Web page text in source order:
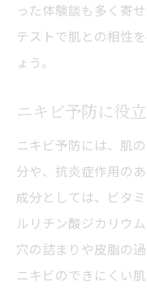
方
った体験談も多く寄
テストで肌との相性
ょう。
ニキビ予防に役
ニキビ予防には、肌
分や、抗炎症作用の
成分としては、ビタ
ルリチン酸ジカリウ
穴の詰まりや皮脂の
ニキビのできにくい肌